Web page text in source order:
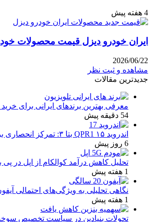
4 هفته پیش
ایران خودرو دیزل قیمت محصولات خود را
2026/06/22
مشاهده و ثبت نظر
جدیدترین مقالات
معرفی بهترین برندهای ایرانی برای خرید
54 دقیقه پیش
اندروید ۱۵ QPR1 بتا ۳: تمرکز انحصاری بر پایداری و رفع اشکالات
6 روز پیش
تحلیل کاهش درآمد کوالکام از اپل در
1 هفته پیش
نگاهی تحلیلی به ویژگی‌های احتمالی
1 هفته پیش
تحولات بنیادین در سیاست تخصیص